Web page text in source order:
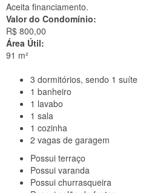
Aceita financiamento.
Valor do Condomínio:
R$ 800,00
Área Útil:
91 m²
3 dormitórios, sendo 1 suíte
1 banheiro
1 lavabo
1 sala
1 cozinha
2 vagas de garagem
Possui terraço
Possui varanda
Possui churrasqueira